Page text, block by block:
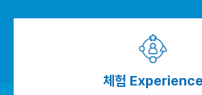
체험 Experience